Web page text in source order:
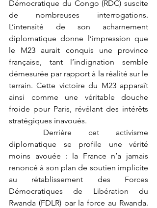
Démocratique du Congo (RDC) suscite
de nombreuses interrogations.
L’intensité de son acharnement
diplomatique donne l’impression que
le M23 aurait conquis une province
française, tant l’indignation semble
démesurée par rapport à la réalité sur le
terrain. Cette victoire du M23 apparaît
ainsi comme une véritable douche
froide pour Paris, révélant des intérêts
stratégiques inavoués.
diplomatique se profile une vérité
moins avouée : la France n’a jamais
renoncé à son plan de soutien implicite
au rétablissement des Forces
Démocratiques de Libération du
Rwanda (FDLR) par la force au Rwanda.